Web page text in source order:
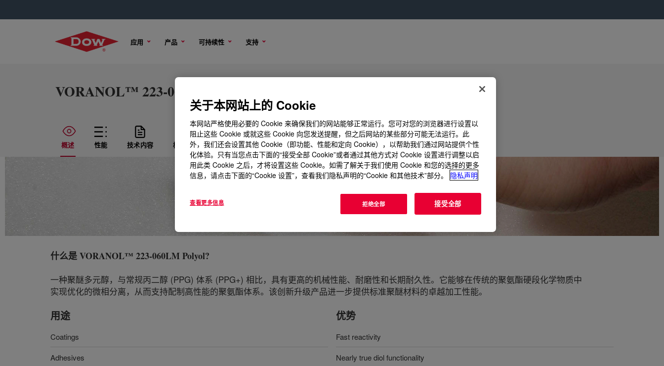
应用 产品 可持续性 支持
VORANOL™ 223-060LM Polyol
概述 性能 技术内容 样品选项 购买选项
什么是VORANOL™ 223-060LM Polyol?
一种聚醚多元醇，与常规丙二醇 (PPG) 体系 (PPG+) 相比，具有更高的机械性能、耐磨性和长期耐久性。它能够在传统的聚氨酯硬段化学物质中
实现优化的微相分离，从而支持配制高性能的聚氨酯体系。该创新升级产品进一步提供标准聚醚材料的卓越加工性能。
用途
Coatings
Adhesives
优势
Fast reactivity
Nearly true diol functionality
关于本网站上的 Cookie
本网站严格使用必要的 Cookie 来确保我们的网站能够正常运行。您可对您的浏览器进行设置以
阻止这些 Cookie 或就这些 Cookie 向您发送提醒，但之后网站的某些部分可能无法运行。此
外，我们还会设置其他 Cookie（即功能、性能和定向 Cookie），以帮助我们通过网站提供个性
化体验。只有当您点击下面的“接受全部 Cookie”或者通过其他方式对 Cookie 设置进行调整以启
用此类 Cookie 之后，才将设置这些 Cookie。如需了解关于我们使用 Cookie 和您的选择的更多
信息，请点击下面的“Cookie 设置”，查看我们隐私声明的“Cookie 和其他技术”部分。
隐私声明
查看更多信息 拒绝全部 接受全部